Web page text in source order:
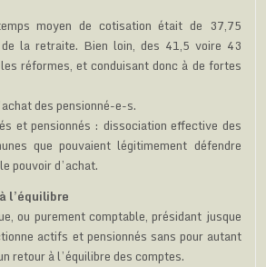
moyen de cotisation était de 37,75
la retraite. Bien loin, des 41,5 voire 43
réformes, et conduisant donc à de fortes
des pensionné-e-s.
et pensionnés : dissociation effective des
que pouvaient légitimement défendre
pouvoir d’achat.
l’équilibre
ou purement comptable, présidant jusque
actifs et pensionnés sans pour autant
retour à l’équilibre des comptes.